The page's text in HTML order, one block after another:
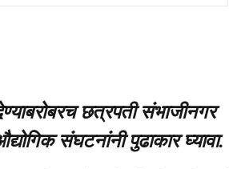
छत्रपती संभाजीनगर
संघटनांनी पुढाकार घ्यावा.